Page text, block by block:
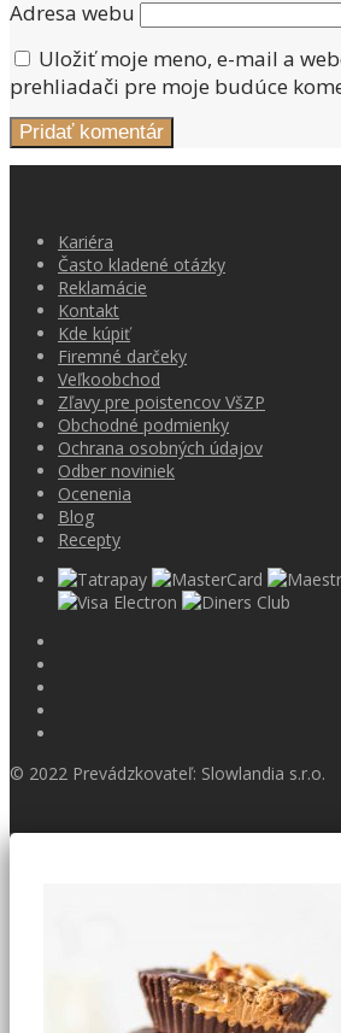
Adresa webu
Uložiť moje meno, e-mail a
prehliadači pre moje budúce
Kariéra
Často kladené otázky
Reklamácie
Kontakt
Kde kúpiť
Firemné darčeky
Veľkoobchod
Zľavy pre poistencov VšZP
Obchodné podmienky
Ochrana osobných údajov
Odber noviniek
Ocenenia
Blog
Recepty
© 2022 Prevádzkovateľ: Slowlandia s.r.o.